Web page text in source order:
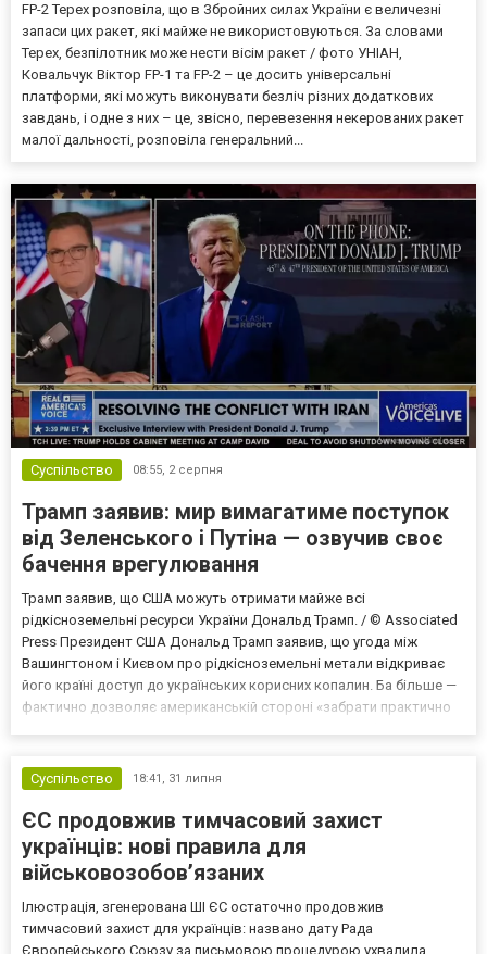
FP-2 Терех розповіла, що в Збройних силах України є величезні
запаси цих ракет, які майже не використовуються. За словами
Терех, безпілотник може нести вісім ракет / фото УНІАН,
Ковальчук Віктор FP-1 та FP-2 – це досить універсальні
платформи, які можуть виконувати безліч різних додаткових
завдань, і одне з них – це, звісно, перевезення некерованих ракет
малої дальності, розповіла генеральний...
Суспільство 08:55, 2 серпня
Трамп заявив: мир вимагатиме поступок
від Зеленського і Путіна — озвучив своє
бачення врегулювання
Трамп заявив, що США можуть отримати майже всі
рідкісноземельні ресурси України Дональд Трамп. / © Associated
Press Президент США Дональд Трамп заявив, що угода між
Вашингтоном і Києвом про рідкісноземельні метали відкриває
його країні доступ до українських корисних копалин. Ба більше —
фактично дозволяє американській стороні «забрати практично
Суспільство
18:41, 31 липня
ЄС продовжив тимчасовий захист
українців: нові правила для
військовозобов’язаних
Ілюстрація, згенерована ШІ ЄС остаточно продовжив
тимчасовий захист для українців: названо дату Рада
Європейського Союзу за письмовою процедурою ухвалила